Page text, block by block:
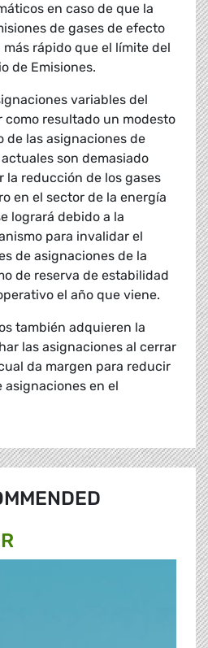
en caso de que la
de gases de efecto
rápido que el límite del
de Emisiones.
variables del
como resultado un modesto
de las asignaciones de
son demasiado
la reducción de los gases
en el sector de la energía
logrará debido a la
para invalidar el
de asignaciones de la
de reserva de estabilidad
el año que viene.
también adquieren la
las asignaciones al cerrar
da margen para reducir
asignaciones en el